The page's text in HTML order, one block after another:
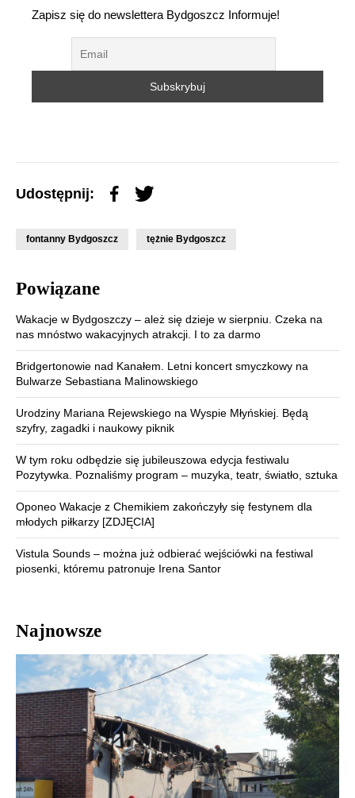
Zapisz się do newslettera Bydgoszcz Informuje!
Udostępnij:
fontanny Bydgoszcz tężnie Bydgoszcz
Powiązane
Wakacje w Bydgoszczy – ależ się dzieje w sierpniu. Czeka na
nas mnóstwo wakacyjnych atrakcji. I to za darmo
Bridgertonowie nad Kanałem. Letni koncert smyczkowy na
Bulwarze Sebastiana Malinowskiego
Urodziny Mariana Rejewskiego na Wyspie Młyńskiej. Będą
szyfry, zagadki i naukowy piknik
W tym roku odbędzie się jubileuszowa edycja festiwalu
Pozytywka. Poznaliśmy program – muzyka, teatr, światło, sztuka
Oponeo Wakacje z Chemikiem zakończyły się festynem dla
młodych piłkarzy [ZDJĘCIA]
Vistula Sounds – można już odbierać wejściówki na festiwal
piosenki, któremu patronuje Irena Santor
Najnowsze